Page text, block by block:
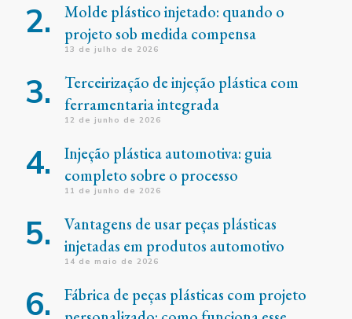
Molde plástico injetado: quando o
projeto sob medida compensa
13 de julho de 2026
Terceirização de injeção plástica com
ferramentaria integrada
12 de junho de 2026
Injeção plástica automotiva: guia
completo sobre o processo
11 de junho de 2026
Vantagens de usar peças plásticas
injetadas em produtos automotivo
14 de maio de 2026
Fábrica de peças plásticas com projeto